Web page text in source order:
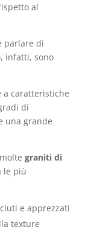
al
parlare di
infatti, sono
a caratteristiche
di
una grande
graniti di
le più
e apprezzati
texture